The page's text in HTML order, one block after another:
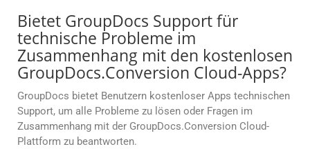
Bietet GroupDocs Support für
technische Probleme im
Zusammenhang mit den kostenlosen
GroupDocs.Conversion Cloud-Apps?
GroupDocs bietet Benutzern kostenloser Apps technischen
Support, um alle Probleme zu lösen oder Fragen im
Zusammenhang mit der GroupDocs.Conversion Cloud-
Plattform zu beantworten.